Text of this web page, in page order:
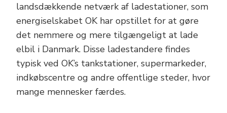
landsdækkende netværk af ladestationer, som
energiselskabet OK har opstillet for at gøre
det nemmere og mere tilgængeligt at lade
elbil i Danmark. Disse ladestandere findes
typisk ved OK’s tankstationer, supermarkeder,
indkøbscentre og andre offentlige steder, hvor
mange mennesker færdes.